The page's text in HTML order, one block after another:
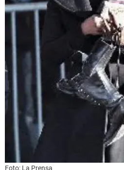
Foto: La Prensa